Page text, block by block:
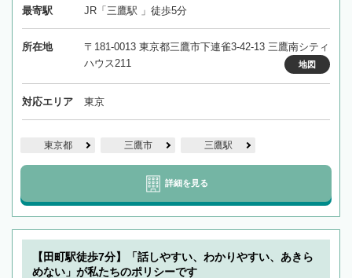
最寄駅 JR「三鷹駅 」徒歩5分
所在地
〒181-0013 東京都三鷹市下連雀3-42-13 三鷹南シティ
ハウス211
地図
対応エリア 東京
東京都 三鷹市 三鷹駅
詳細を見る
【田町駅徒歩7分】「話しやすい、わかりやすい、あきら
めない」が私たちのポリシーです